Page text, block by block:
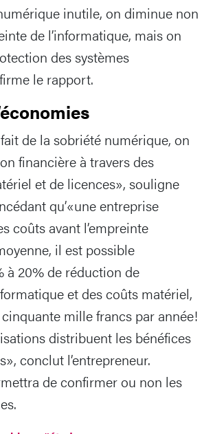
inutile, on diminue non
de l’informatique, mais on
des systèmes
le rapport.
de la sobriété numérique, on
financière à travers des
et de licences», souligne
qu’«une entreprise
coûts avant l’empreinte
il est possible
à 20% de réduction de
et des coûts matériel,
cinquante mille francs par année!
distribuent les bénéfices
conclut l’entrepreneur.
de confirmer ou non les